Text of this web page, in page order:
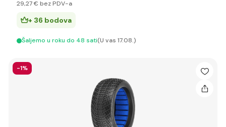
29,27 € bez PDV-a
+ 36 bodova
Šaljemo u roku do 48 sati(U vas 17.08.)
-1%